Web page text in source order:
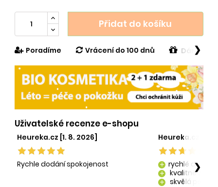
Přidat do košíku
Poradíme Vrácení do 100 dnů Dárek v
❯
Uživatelské recenze e-shopu
Heureka.cz [1. 8. 2026]
Rychle dodání spokojenost
Heureka.cz [29.
add rychlé dodání
add kvalitně
add skvělá péče o
❯